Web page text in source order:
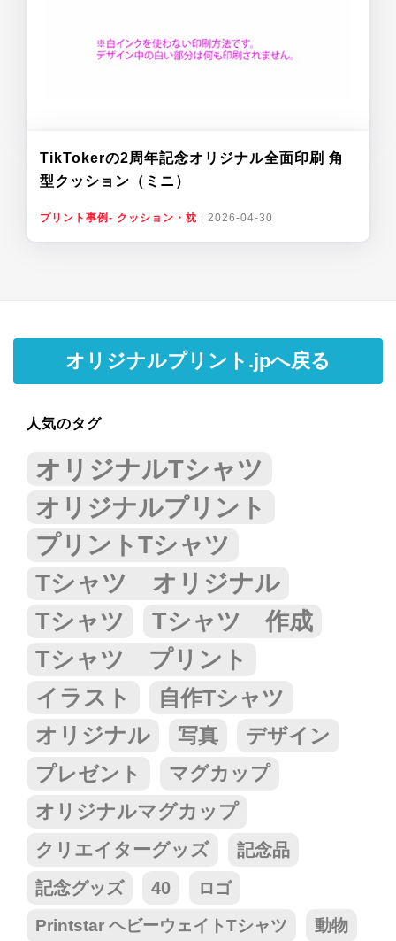
TikTokerの2周年記念オリジナル全面印刷 角
型クッション（ミニ）
プリント事例- クッション・枕 2026-04-30
オリジナルプリント.jpへ戻る
人気のタグ
オリジナルTシャツ
オリジナルプリント
プリントTシャツ
Tシャツ オリジナル
Tシャツ
Tシャツ 作成
Tシャツ プリント
イラスト 自作Tシャツ
オリジナル 写真
デザイン
プレゼント
マグカップ
オリジナルマグカップ
クリエイターグッズ
記念品
記念グッズ
40 ロゴ
Printstar ヘビーウェイトTシャツ 動物